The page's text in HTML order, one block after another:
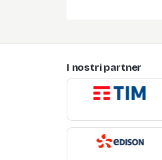
I nostri partner